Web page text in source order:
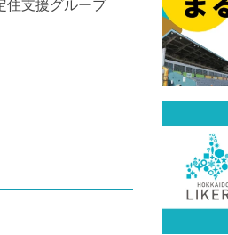
住支援グループ